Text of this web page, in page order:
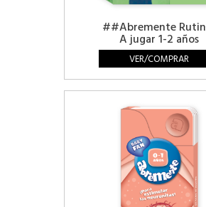
##Abremente
A jugar 1-2 años
VER/COMPRAR